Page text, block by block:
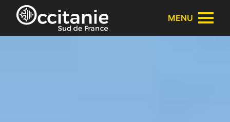
Cookies management panel
MENU